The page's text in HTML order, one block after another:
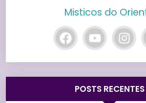
Misticos do
POSTS RECENTES